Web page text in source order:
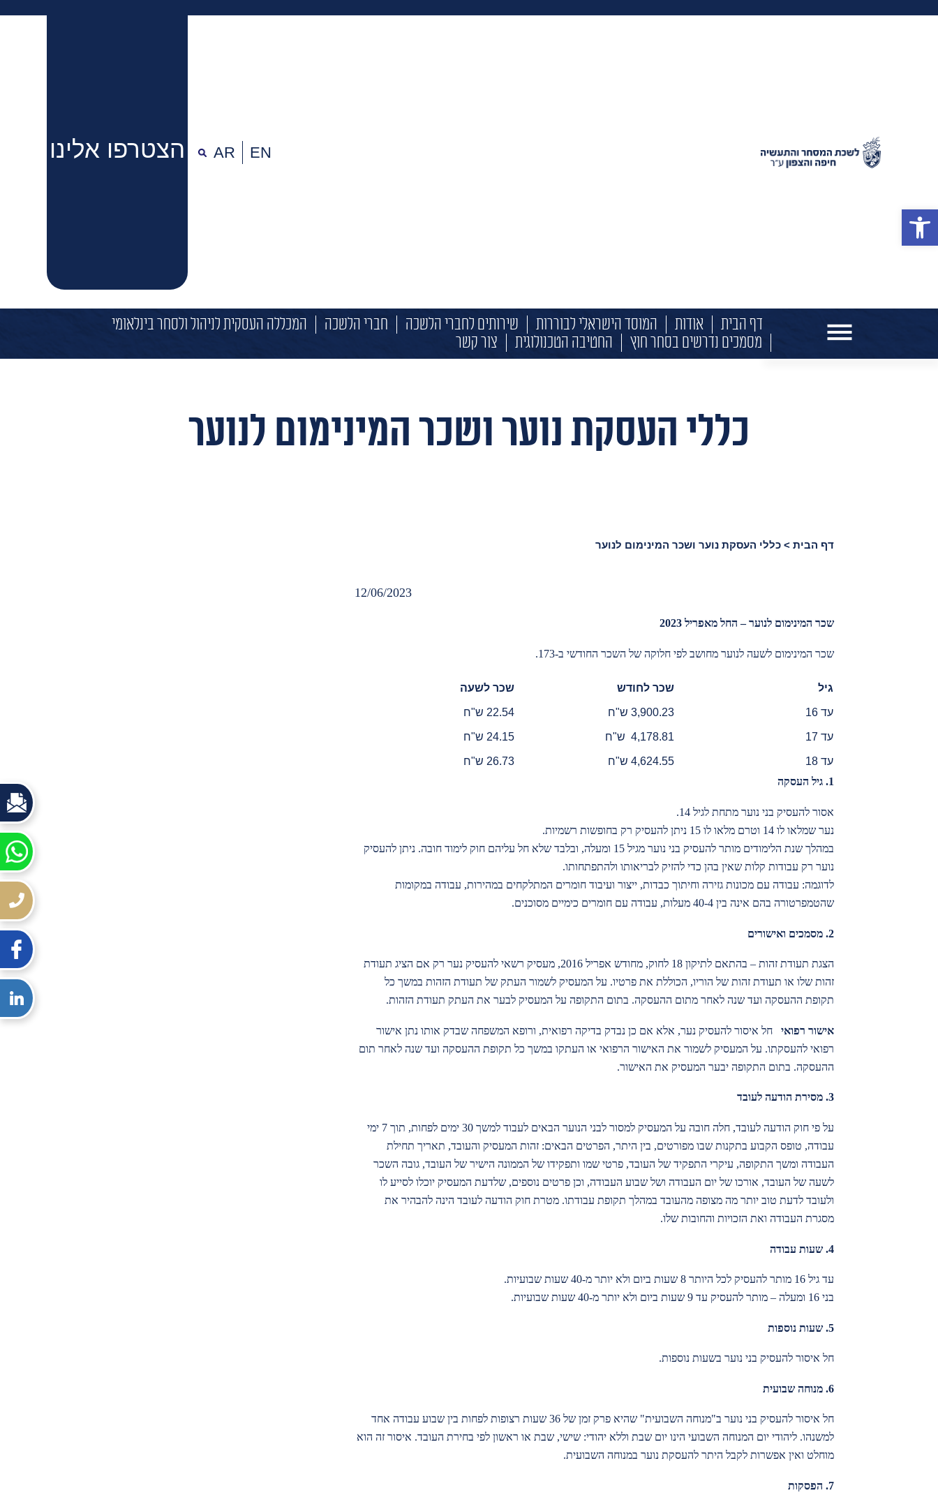
פתח סרגל נגישות
EN
AR הצטרפו אלינו
שירותים לייבואן
שירותים לייצואן
דף הבית אודות המוסד הישראלי לבוררות שירותים לחברי הלשכה חברי הלשכה
המכללה העסקית לניהול ולסחר בינלאומי
מסמכים נדרשים בסחר חוץ
החטיבה הטכנולוגית צור קשר
כללי העסקת נוער ושכר המינימום לנוער
דף הבית >כללי העסקת נוער ושכר המינימום לנוער
12/06/2023
שכר המינימום לנוער – החל מאפריל 2023
שכר המינימום לשעה לנוער מחושב לפי חלוקה של השכר החודשי ב-173.
גיל שכר לחודש שכר לשעה
עד 16 3,900.23 ש"ח 22.54 ש"ח
עד 17 4,178.81 ש"ח 24.15 ש"ח
עד 18 4,624.55 ש"ח
26.73 ש"ח
1. גיל העסקה
אסור להעסיק בני נוער מתחת לגיל 14.
נער שמלאו לו 14 וטרם מלאו לו 15 ניתן להעסיק רק בחופשות רשמיות.
במהלך שנת הלימודים מותר להעסיק בני נוער מגיל 15 ומעלה, ובלבד שלא חל עליהם חוק לימוד חובה. ניתן להעסיק
נוער רק עבודות קלות שאין בהן כדי להזיק לבריאותו ולהתפתחותו.
לדוגמה: עבודה עם מכונות גזירה וחיתוך כבדות, ייצור ועיבוד חומרים המתלקחים במהירות, עבודה במקומות
שהטמפרטורה בהם אינה בין 40-4 מעלות, עבודה עם חומרים כימיים מסוכנים.
2. מסמכים ואישורים
הצגת תעודת זהות – בהתאם לתיקון 18 לחוק, מחודש אפריל 2016, מעסיק רשאי להעסיק נער רק אם הציג תעודת
זהות שלו או תעודת זהות של הוריו, הכוללת את פרטיו. על המעסיק לשמור העתק של תעודת הזהות במשך כל
תקופת ההעסקה ועד שנה לאחר מתום ההעסקה. בתום התקופה על המעסיק לבער את העתק תעודת הזהות.
אישור רפואי חל איסור להעסיק נער, אלא אם כן נבדק בדיקה רפואית, ורופא המשפחה שבדק אותו נתן אישור
רפואי להעסקתו. על המעסיק לשמור את האישור הרפואי או העתקו במשך כל תקופת ההעסקה ועד שנה לאחר תום
ההעסקה. בתום התקופה יבער המעסיק את האישור.
3. מסירת הודעה לעובד
על פי חוק הודעה לעובד, חלה חובה על המעסיק למסור לבני הנוער הבאים לעבוד למשך 30 ימים לפחות, תוך 7 ימי
עבודה, טופס הקבוע בתקנות שבו מפורטים, בין היתר, הפרטים הבאים: זהות המעסיק והעובד, תאריך תחילת
העבודה ומשך התקופה, עיקרי התפקיד של העובד, פרטי שמו ותפקידו של הממונה הישיר של העובד, גובה השכר
לשעה של העובד, אורכו של יום העבודה ושל שבוע העבודה, וכן פרטים נוספים, שלדעת המעסיק יוכלו לסייע לו
ולעובד לדעת טוב יותר מה מצופה מהעובד במהלך תקופת עבודתו. מטרת חוק הודעה לעובד הינה להבהיר את
מסגרת העבודה ואת הזכויות והחובות שלו.
4. שעות עבודה
עד גיל 16 מותר להעסיק לכל היותר 8 שעות ביום ולא יותר מ-40 שעות שבועיות.
בני 16 ומעלה – מותר להעסיק עד 9 שעות ביום ולא יותר מ-40 שעות שבועיות.
5. שעות נוספות
חל איסור להעסיק בני נוער בשעות נוספות.
6. מנוחה שבועית
חל איסור להעסיק בני נוער ב"מנוחה השבועית" שהיא פרק זמן של 36 שעות רצופות לפחות בין שבוע עבודה אחד
למשנהו. ליהודי יום המנוחה השבועי הינו יום שבת וללא יהודי: שישי, שבת או ראשון לפי בחירת העובד. איסור זה הוא
מוחלט ואין אפשרות לקבל היתר להעסקת נוער במנוחה השבועית.
7. הפסקות